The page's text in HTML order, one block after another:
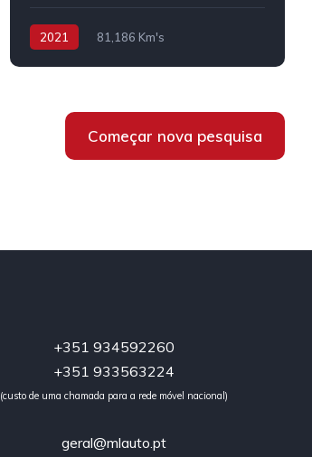
2021
81,186 Km's
Começar nova pesquisa
+351 934592260
+351 933563224
(custo de uma chamada para a rede móvel nacional)
geral@mlauto.pt